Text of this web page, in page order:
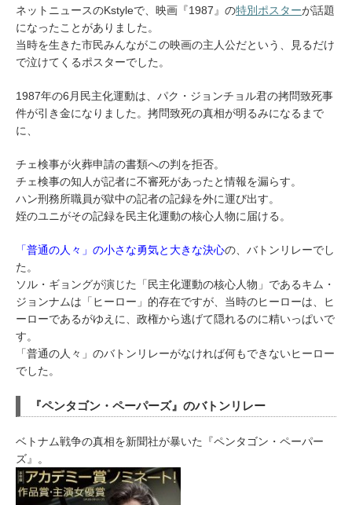
ネットニュースのKstyleで、映画『1987』の特別ポスターが話題
になったことがありました。
当時を生きた市民みんながこの映画の主人公だという、見るだけ
で泣けてくるポスターでした。
1987年の6月民主化運動は、パク・ジョンチョル君の拷問致死事
件が引き金になりました。拷問致死の真相が明るみになるまで
に、
チェ検事が火葬申請の書類への判を拒否。
チェ検事の知人が記者に不審死があったと情報を漏らす。
ハン刑務所職員が獄中の記者の記録を外に運び出す。
姪のユニがその記録を民主化運動の核心人物に届ける。
「普通の人々」の小さな勇気と大きな決心の、バトンリレーでし
た。
ソル・ギョングが演じた「民主化運動の核心人物」であるキム・
ジョンナムは「ヒーロー」的存在ですが、当時のヒーローは、ヒ
ーローであるがゆえに、政権から逃げて隠れるのに精いっぱいで
す。
「普通の人々」のバトンリレーがなければ何もできないヒーロー
でした。
『ペンタゴン・ペーパーズ』のバトンリレー
ベトナム戦争の真相を新聞社が暴いた『ペンタゴン・ペーパー
ズ』。